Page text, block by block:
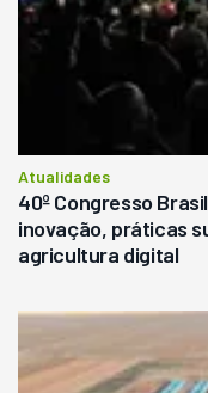
Atualidades
40º Congresso
inovação, práticas
agricultura digital